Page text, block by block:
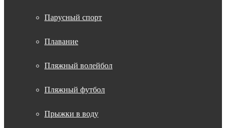
Парусный спорт
Плавание
Пляжный волейбол
Пляжный футбол
Прыжки в воду